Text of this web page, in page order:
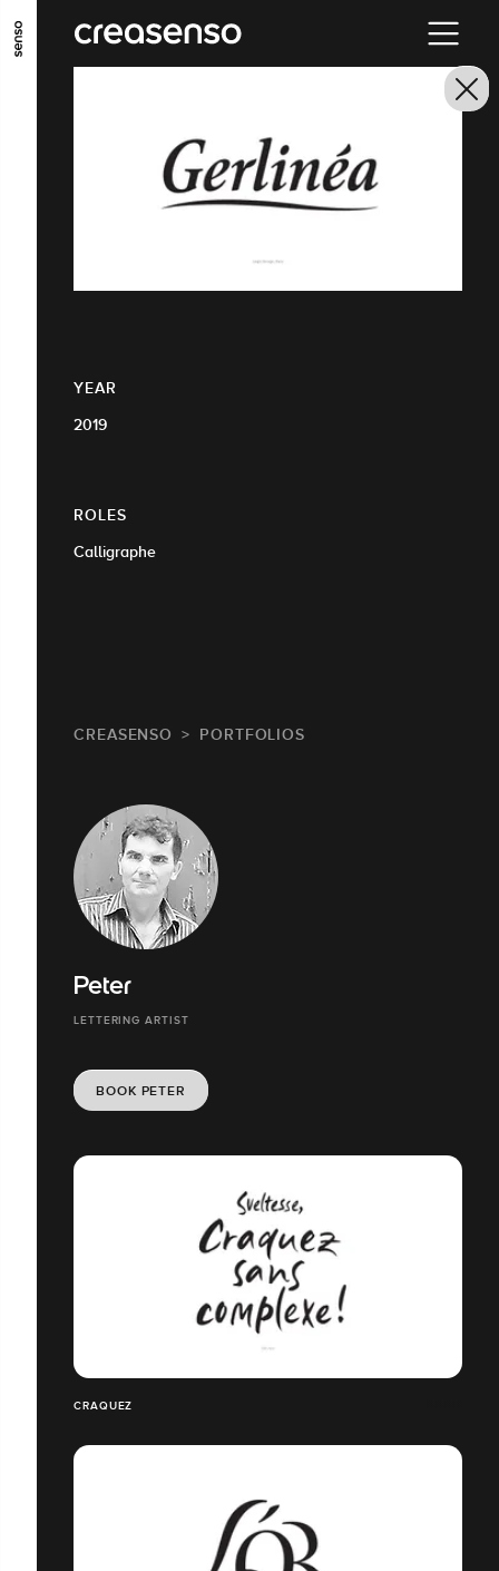
GO TO MAIN CONTENT GO TO MAIN MENU
YEAR
2019
ROLES
Calligraphe
CREASENSO PORTFOLIOS
Peter
LETTERING ARTIST
BOOK PETER
CRAQUEZ